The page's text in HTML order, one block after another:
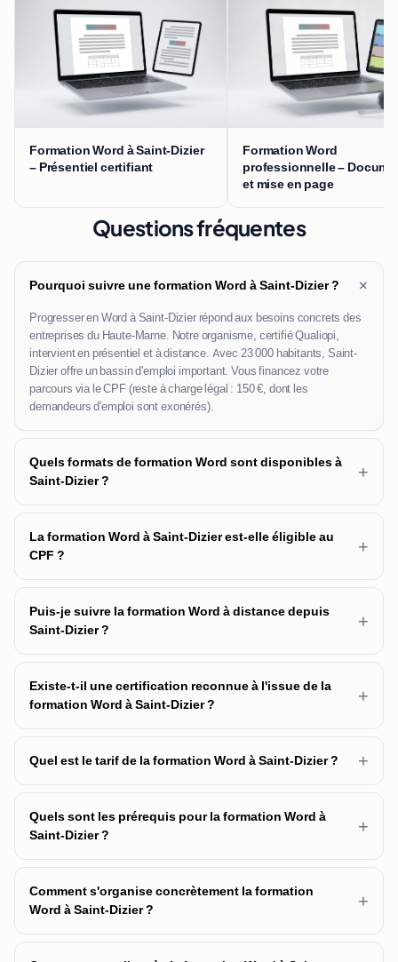
Formation Word à Saint-Dizier
– Présentiel certifiant
Formation Word
professionnelle –
et mise en page
Questions fréquentes
Pourquoi suivre une formation Word à Saint-Dizier ? +
Progresser en Word à Saint-Dizier répond aux besoins concrets des
entreprises du Haute-Marne. Notre organisme, certifié Qualiopi,
intervient en présentiel et à distance. Avec 23 000 habitants, Saint-
Dizier offre un bassin d'emploi important. Vous financez votre
parcours via le CPF (reste à charge légal : 150 €, dont les
demandeurs d'emploi sont exonérés).
Quels formats de formation Word sont disponibles à
Saint-Dizier ?
+
La formation Word à Saint-Dizier est-elle éligible au
CPF ?
+
Puis-je suivre la formation Word à distance depuis
Saint-Dizier ?
+
Existe-t-il une certification reconnue à l'issue de la
formation Word à Saint-Dizier ?
+
Quel est le tarif de la formation Word à Saint-Dizier ? +
Quels sont les prérequis pour la formation Word à
Saint-Dizier ?
+
Comment s'organise concrètement la formation
Word à Saint-Dizier ?
+